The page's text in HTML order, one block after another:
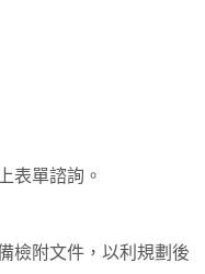
表單諮詢。
檢附文件，以利規劃後